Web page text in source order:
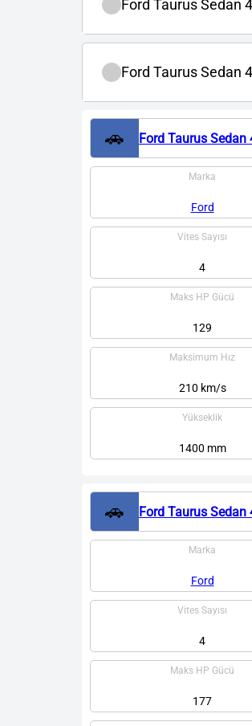
Ford Taurus Sedan
Ford Taurus Sedan
🚗 Ford Taurus Sedan
Marka
Ford
Vites Sayısı
4
Maks HP Gücü
129
Maksimum Hız
210 km/s
Yükseklik
1400 mm
🚗 Ford Taurus Sedan
Marka
Ford
Vites Sayısı
4
Maks HP Gücü
177